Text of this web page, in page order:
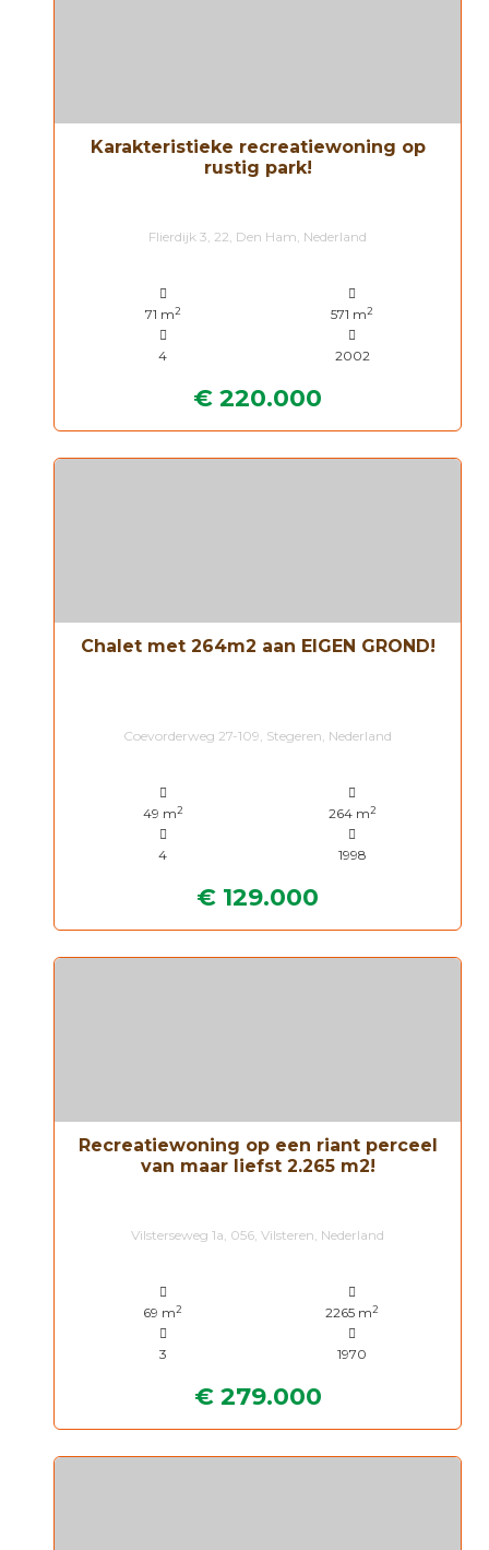
Karakteristieke recreatiewoning op
rustig park!
Flierdijk 3, 22, Den Ham, Nederland
71 m2 571 m2
4 2002
€ 220.000
Chalet met 264m2 aan EIGEN GROND!
Coevorderweg 27-109, Stegeren, Nederland
49 m2 264 m2
4 1998
€ 129.000
Recreatiewoning op een riant perceel
van maar liefst 2.265 m2!
Vilsterseweg 1a, 056, Vilsteren, Nederland
69 m2 2265 m2
3 1970
€ 279.000